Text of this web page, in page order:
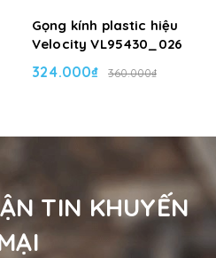
Gọng kính plastic hiệu
Velocity VL95430_026
324.000₫ 360.000₫
TIN KHUYẾN